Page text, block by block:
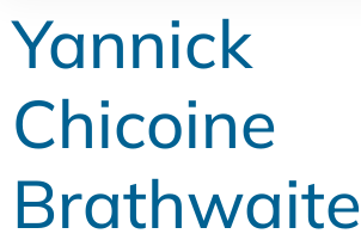
Yannick
Chicoine
Brathwaite